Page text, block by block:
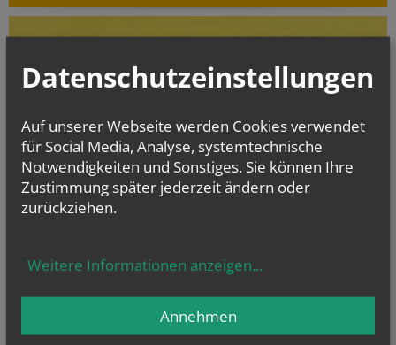
Matrikenführung an bis einschließlich 1938 können online kostenlos
und jederzeit eingesehen werden.
Datenschutzeinstellungen
Auf unserer Webseite werden Cookies verwendet
für Social Media, Analyse, systemtechnische
Notwendigkeiten und Sonstiges. Sie können Ihre
Zustimmung später jederzeit ändern oder
zurückziehen.
Weitere Informationen anzeigen...
Annehmen